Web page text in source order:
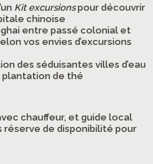
Kit excursionspour découvrir
chinoise
entre passé colonial et
vos envies d’excursions
des séduisantes villes d’eau
plantation de thé
chauffeur, et guide local
de disponibilité pour